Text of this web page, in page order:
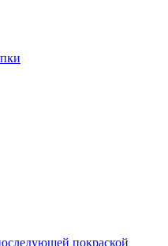
покраской